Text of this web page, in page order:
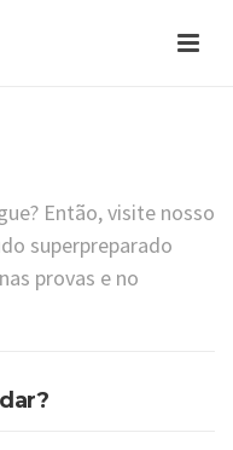
Então, visite nosso
superpreparado
provas e no